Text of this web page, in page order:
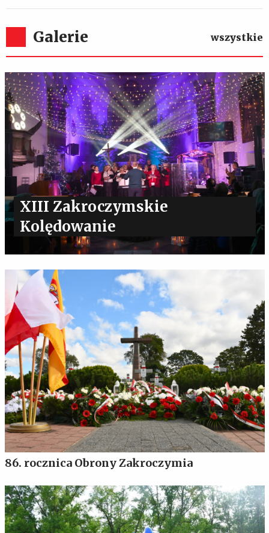
Galerie wszystkie
XIII Zakroczymskie
Kolędowanie
86. rocznica Obrony Zakroczymia